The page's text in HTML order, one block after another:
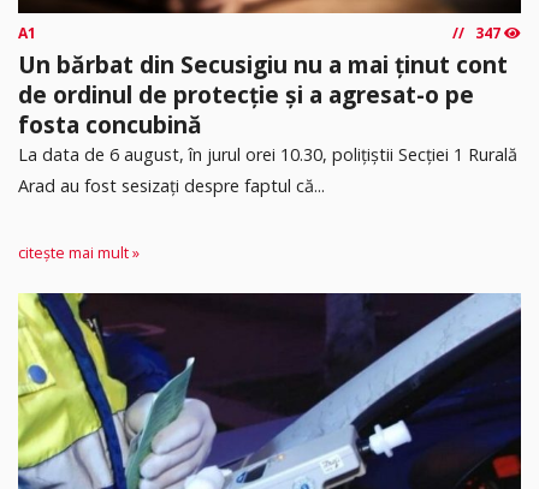
A1 347
Un bărbat din Secusigiu nu a mai ținut cont
de ordinul de protecție și a agresat-o pe
fosta concubină
​La data de 6 august, în jurul orei 10.30, polițiștii Secției 1 Rurală
Arad au fost sesizați despre faptul că...
citește mai mult »